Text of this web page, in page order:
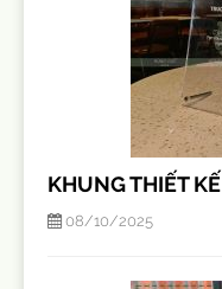
KHUNG THIẾT
08/10/2025